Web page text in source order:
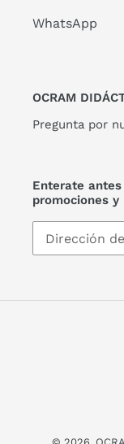
WhatsApp
OCRAM
Pregunta por
Enterate
promociones